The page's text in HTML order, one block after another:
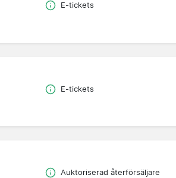
E-tickets
E-tickets
Auktoriserad återförsäljare